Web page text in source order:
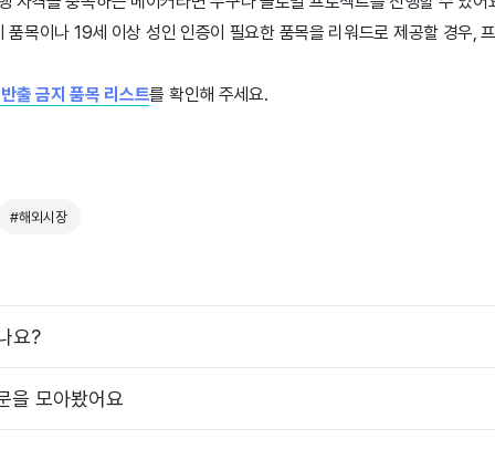
품목이나 19세 이상 성인 인증이 필요한 품목을 리워드로 제공할 경우,
출 금지 품목 리스트를 확인해 주세요.
#해외시장
요?
을 모아봤어요